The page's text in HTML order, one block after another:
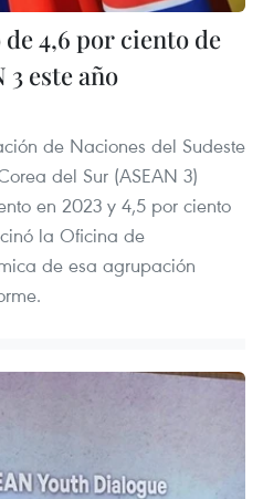
4,6 por ciento de
3 este año
de Naciones del Sudeste
del Sur (ASEAN 3)
en 2023 y 4,5 por ciento
la Oficina de
de esa agrupación